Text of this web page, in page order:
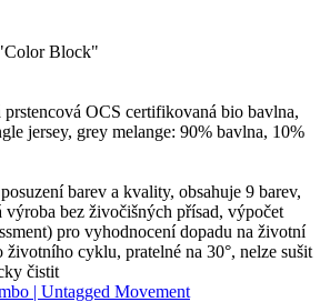
Block"
prstencová OCS certifikovaná bio bavlna,
jersey, grey melange: 90% bavlna, 10%
barev a kvality, obsahuje 9 barev,
výroba bez živočišných přísad, výpočet
pro vyhodnocení dopadu na životní
životního cyklu, pratelné na 30°, nelze sušit
čistit
| Untagged Movement